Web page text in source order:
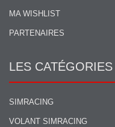
MA WISHLIST
PARTENAIRES
LES CATÉGORIES
SIMRACING
VOLANT SIMRACING